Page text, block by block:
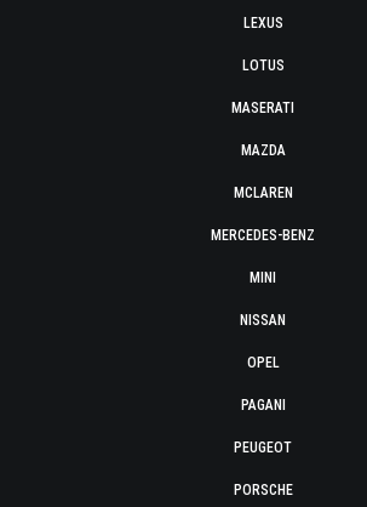
LEXUS
LOTUS
MASERATI
MAZDA
MCLAREN
MERCEDES-BENZ
MINI
NISSAN
OPEL
PAGANI
PEUGEOT
PORSCHE